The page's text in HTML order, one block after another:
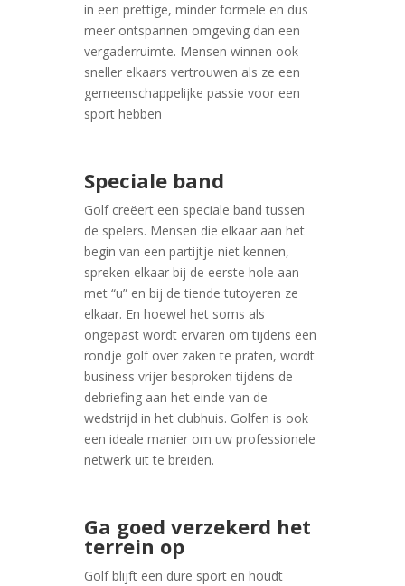
in een prettige, minder formele en dus
meer ontspannen omgeving dan een
vergaderruimte. Mensen winnen ook
sneller elkaars vertrouwen als ze een
gemeenschappelijke passie voor een
sport hebben
Speciale band
Golf creëert een speciale band tussen
de spelers. Mensen die elkaar aan het
begin van een partijtje niet kennen,
spreken elkaar bij de eerste hole aan
met “u” en bij de tiende tutoyeren ze
elkaar. En hoewel het soms als
ongepast wordt ervaren om tijdens een
rondje golf over zaken te praten, wordt
business vrijer besproken tijdens de
debriefing aan het einde van de
wedstrijd in het clubhuis. Golfen is ook
een ideale manier om uw professionele
netwerk uit te breiden.
Ga goed verzekerd het
terrein op
Golf blijft een dure sport en houdt